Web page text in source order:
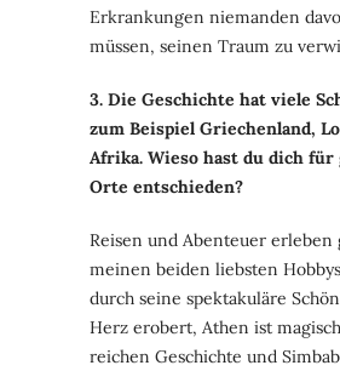
Erkrankungen niemanden
müssen, seinen Traum zu
3. Die Geschichte hat viele
zum Beispiel Griechenland,
Afrika. Wieso hast du dich für
Orte entschieden?
Reisen und Abenteuer erleben
meinen beiden liebsten
durch seine spektakuläre
Herz erobert, Athen ist
reichen Geschichte und